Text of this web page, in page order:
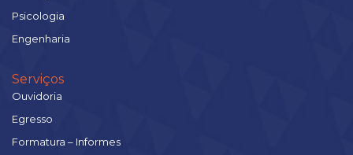
Psicologia
Engenharia
Serviços
Ouvidoria
Egresso
Formatura – Informes